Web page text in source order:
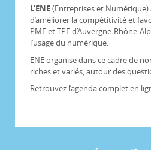
L’ENE(Entreprises et
d’améliorer la compétitivité et
PME et TPE d’Auvergne-Rhône-
l’usage du numérique.
ENE organise dans ce cadre de
riches et variés, autour des
Retrouvez l’agenda complet en